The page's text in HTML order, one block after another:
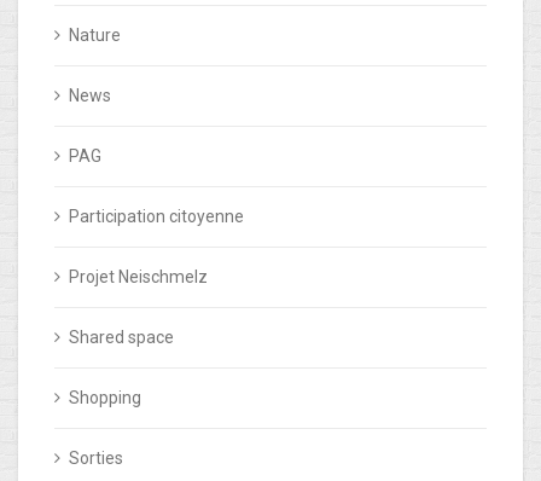
Nature
News
PAG
Participation citoyenne
Projet Neischmelz
Shared space
Shopping
Sorties